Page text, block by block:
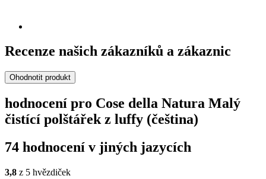
Recenze našich zákazníků a zákaznic
Ohodnotit produkt
hodnocení pro Cose della Natura Malý
čistící polštářek z luffy (čeština)
74 hodnocení v jiných jazycích
3,8 z 5 hvězdiček